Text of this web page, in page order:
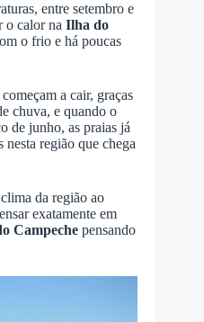
entre setembro e
o calor na Ilha do
o frio e há poucas
a cair, graças
chuva, e quando o
de junho, as praias já
nesta região que chega
da região ao
exatamente em
Campeche pensando